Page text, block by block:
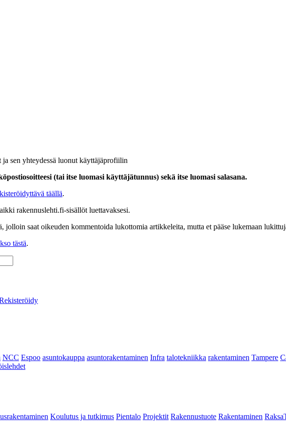
sen yhteydessä luonut käyttäjäprofiilin
(tai itse luomasi käyttäjätunnus) sekä itse luomasi salasana.
täällä.
rakennuslehti.fi-sisällöt luettavaksesi.
jolloin saat oikeuden kommentoida lukottomia artikkeleita, mutta et pääse lukemaan
tästä.
NCC Espoo asuntokauppa asuntorakentaminen Infra talotekniikka rakentaminen Tampere
Koulutus ja tutkimus Pientalo Projektit Rakennustuote Rakentaminen